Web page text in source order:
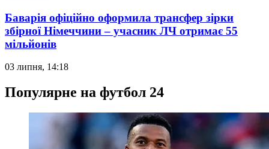
Баварія офіційно оформила трансфер зірки
збірної Німеччини – учасник ЛЧ отримає 55
мільйонів
03 липня, 14:18
Популярне на футбол 24